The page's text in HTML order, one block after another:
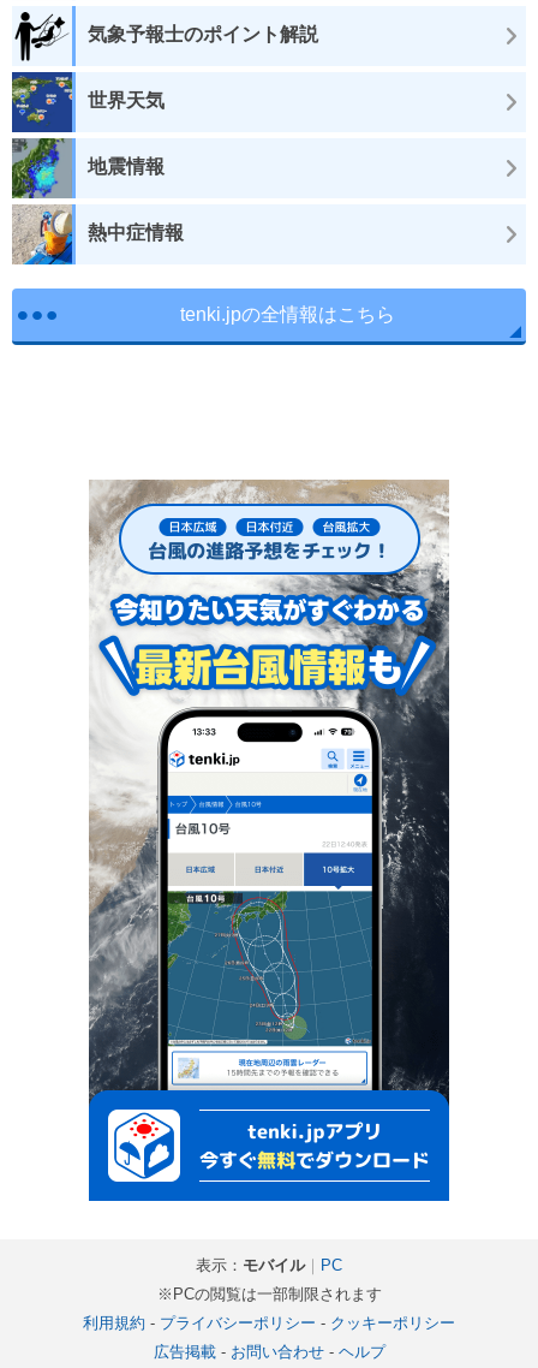
気象予報士のポイント解説
世界天気
地震情報
熱中症情報
tenki.jpの全情報はこちら
表示： モバイル｜ PC
※PCの閲覧は一部制限されます
利用規約 - プライバシーポリシー - クッキーポリシー
広告掲載- お問い合わせ- ヘルプ